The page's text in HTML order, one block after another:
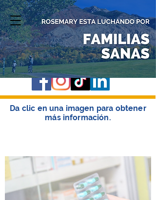
DONAR
Da clic en una imagen para obtener
más información.